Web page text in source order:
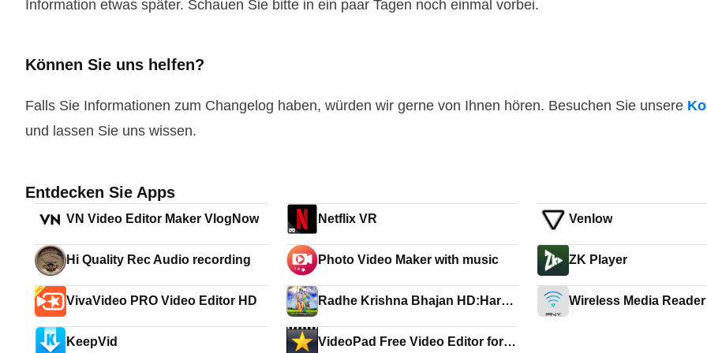
Information etwas später. Schauen Sie bitte in ein paar Tagen noch einmal vorbei.
Können Sie uns helfen?
Falls Sie Informationen zum Changelog haben, würden wir gerne von Ihnen hören. Besuchen Sie unsere
und lassen Sie uns wissen.
Entdecken Sie Apps
VN Video Editor Maker VlogNow Netflix VR Venlow
Hi Quality Rec Audio recording Photo Video Maker with music ZK Player
VivaVideo PRO Video Editor HD
Radhe Krishna Bhajan HD:Hare
Krishna Bhajan HD
Wireless Media Reader
KeepVid
VideoPad Free Video Editor for